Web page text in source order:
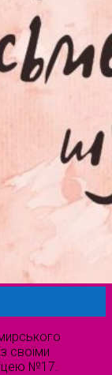
своїми
№17.